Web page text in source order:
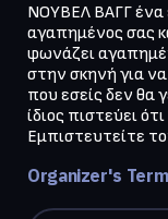
ΝΟΥΒΕΛ ΒΑΓΓ ένα
αγαπημένος σας
φωνάζει
στην σκηνή για
που εσείς δεν θα
ίδιος πιστεύει
Εμπιστευτείτε
Organizer's